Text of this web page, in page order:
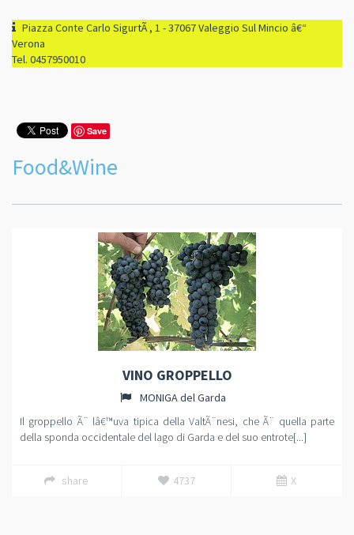
Piazza Conte Carlo SigurtÃ , 1 - 37067 Valeggio Sul Mincio â€“
Verona
Tel. 0457950010
Save
Food&Wine
VINO GROPPELLO
MONIGA del Garda
Il groppello Ã¨ lâ€™uva tipica della ValtÃ¨nesi, che Ã¨ quella parte
della sponda occidentale del lago di Garda e del suo entrote[...]
share 4737 X